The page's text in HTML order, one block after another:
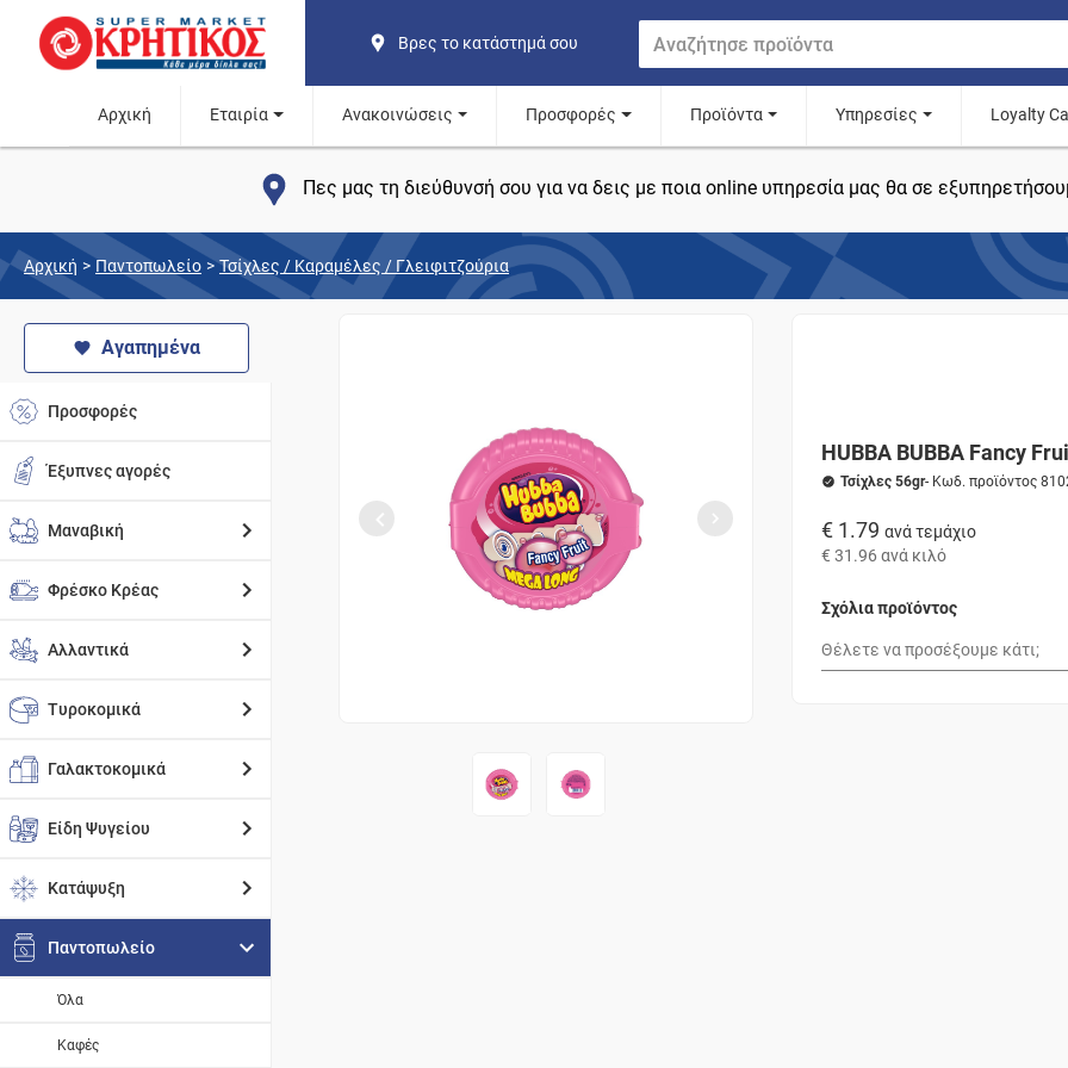
Βρες το κατάστημά σου
Αρχική Εταιρία Ανακοινώσεις Προσφορές Προϊόντα Υπηρεσίες Loyalty
Πες μας τη διεύθυνσή σου για να δεις με ποια online υπηρεσία μας θα σε
Αρχική > Παντοπωλείο > Τσίχλες / Καραμέλες / Γλειφιτζούρια
Αγαπημένα
Προσφορές
Έξυπνες αγορές
Μαναβική
Φρέσκο Κρέας
Αλλαντικά
Τυροκομικά
Γαλακτοκομικά
Είδη Ψυγείου
Κατάψυξη
Παντοπωλείο
Όλα
Καφές
HUBBA BUBBA Fancy
Τσίχλες 56gr- Κωδ. προϊόντος
€ 1.79 ανά τεμάχιο
€ 31.96 ανά κιλό
Σχόλια προϊόντος